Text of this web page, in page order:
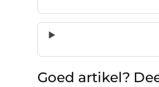
Goed artikel?